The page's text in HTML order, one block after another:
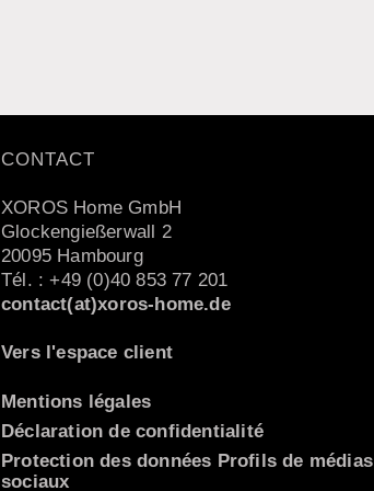
CONTACT
XOROS Home GmbH
Glockengießerwall 2
20095 Hambourg
Tél. : +49 (0)40 853 77 201
contact(at)xoros-home.de
Vers l'espace client
Mentions légales
Déclaration de confidentialité
Protection des données Profils de médias
sociaux